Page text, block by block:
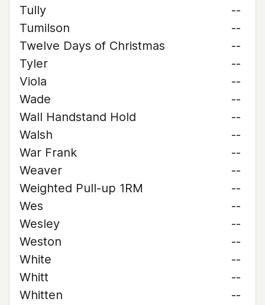
Tully
--
Tumilson
--
Twelve Days of Christmas
--
Tyler
--
Viola
--
Wade
--
Wall Handstand Hold
--
Walsh
--
War Frank
--
Weaver
--
Weighted Pull-up 1RM
--
Wes
--
Wesley
--
Weston
--
White
--
Whitt
--
Whitten
--